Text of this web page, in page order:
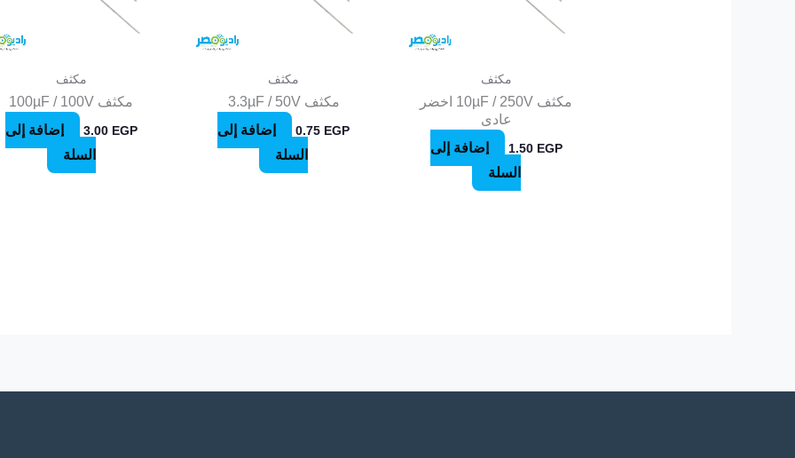
مكثف
مكثف 10µF / 250V اخضر
عادى
1.50 EGP
إضافة إلى
السلة
مكثف
مكثف 3.3µF / 50V
0.75 EGP
إضافة إلى
السلة
مكثف
مكثف 100µF / 100V
3.00 EGP
إضافة إلى
السلة